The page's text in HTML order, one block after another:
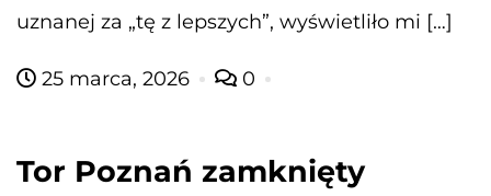
uznanej za „tę z lepszych”, wyświetliło mi […]
25 marca, 2026 0
Tor Poznań zamknięty